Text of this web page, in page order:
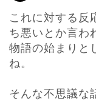
これに対する反
ち悪いとか言わ
物語の始まりと
ね。
そんな不思議な